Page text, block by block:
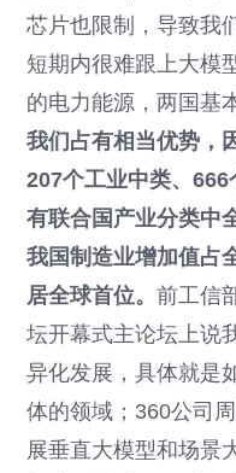
芯片也限制，导致我
短期内很难跟上大模
的电力能源，两国基
我们占有相当优势，
207个工业中类、
有联合国产业分类中
我国制造业增加值占
居全球首位。前工信
坛开幕式主论坛上说
异化发展，具体就是
体的领域；360公司
展垂直大模型和场景